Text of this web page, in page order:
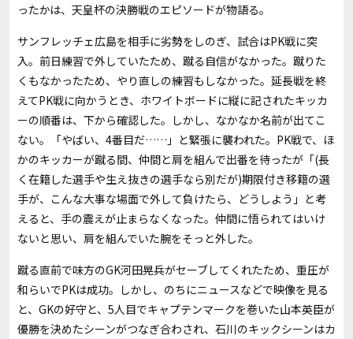
ったかは、天皇杯の決勝戦のエピソードが物語る。
サンフレッチェ広島を相手に劣勢をしのぎ、試合はPK戦に突
入。前日練習で外していたため、蹴る自信がなかった。蹴りた
くもなかったため、やり直しの練習もしなかった。延長戦を終
えてPK戦に向かうとき、ホワイトボードに縦に記されたキッカ
ーの順番は、下から確認した。しかし、なかなか名前が出てこ
ない。「やばい、4番目だ……」と緊張に襲われた。PK戦で、ほ
かのキッカーが蹴る間、仲間と肩を組んで出番を待ったが「(長
く在籍した選手や生え抜きの選手なら別だが)期限付き移籍の選
手が、こんな大事な場面で外して負けたら、どうしよう」と考
えると、手の震えが止まらなくなった。仲間に悟られてはいけ
ないと思い、肩を組んでいた腕をそっと外した。
蹴る直前で味方のGK河田晃兵がセーブしてくれたため、重圧が
和らいでPKは成功。しかし、のちにニュースなどで映像を見る
と、GKの好守と、5人目でキャプテンマークを巻いた山本英臣が
優勝を決めたシーンがつなぎ合わされ、石川のキックシーンはカ